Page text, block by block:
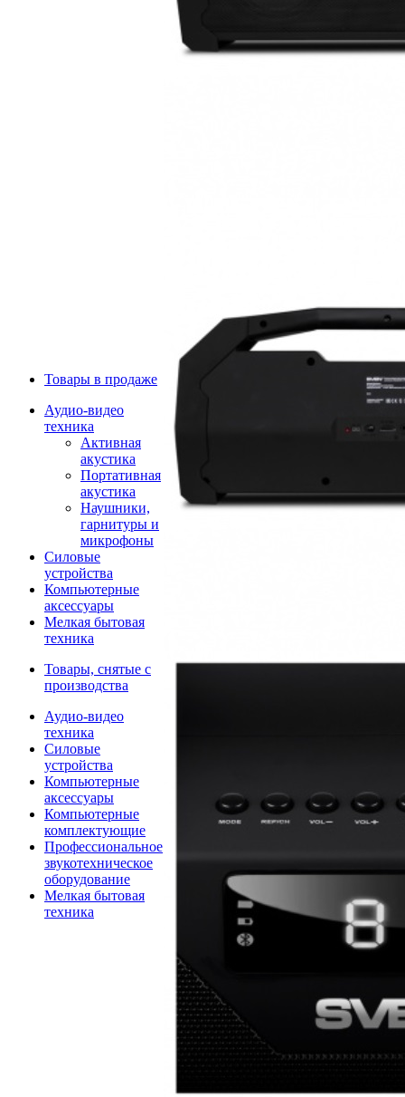
Товары в продаже
Аудио-видео
техника
Активная
акустика
Портативная
акустика
Наушники,
гарнитуры и
микрофоны
Силовые
устройства
Компьютерные
аксессуары
Мелкая бытовая
техника
Товары, снятые с
производства
Аудио-видео
техника
Силовые
устройства
Компьютерные
аксессуары
Компьютерные
комплектующие
Профессиональное
звукотехническое
оборудование
Мелкая бытовая
техника